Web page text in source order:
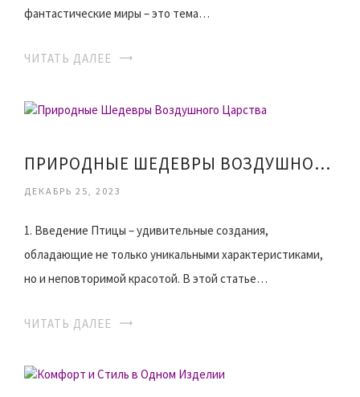
фантастические миры – это тема…
ЧИТАТЬ ДАЛЕЕ
ПРИРОДНЫЕ ШЕДЕВРЫ ВОЗДУШНОГО ЦАРСТВА
ДЕКАБРЬ 25, 2023
1. Введение Птицы – удивительные создания,
обладающие не только уникальными характеристиками,
но и неповторимой красотой. В этой статье…
ЧИТАТЬ ДАЛЕЕ